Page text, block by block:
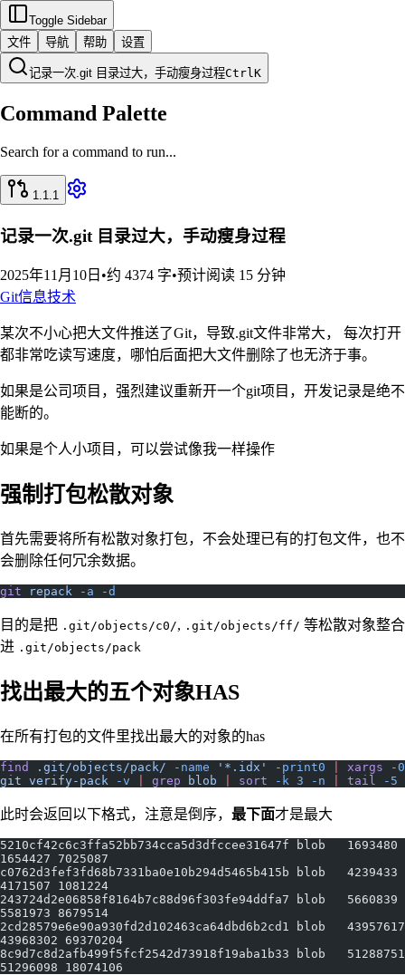
Toggle Sidebar
文件
导航 帮助 设置
记录一次.git 目录过大，手动瘦身过程CtrlK
Command Palette
Search for a command to run...
1.1.1
记录一次.git 目录过大，手动瘦身过程
2025年11月10日 •约 4374 字•预计阅读 15 分钟
Git信息技术
某次不小心把大文件推送了Git，导致.git文件非常大， 每次打开
都非常吃读写速度，哪怕后面把大文件删除了也无济于事。
如果是公司项目，强烈建议重新开一个git项目，开发记录是绝不
能断的。
如果是个人小项目，可以尝试像我一样操作
强制打包松散对象
首先需要将所有松散对象打包，不会处理已有的打包文件，也不
会删除任何冗余数据。
git repack -a -d
目的是把 .git/objects/c0/, .git/objects/ff/ 等松散对象整合
进 .git/objects/pack
找出最大的五个对象HAS
在所有打包的文件里找出最大的对象的has
find .git/objects/pack/ -name '*.idx' -print0 xargs -0
git verify-pack -v grep blob sort -k 3 -n tail -5
此时会返回以下格式，注意是倒序， 最下面才是最大
5210cf42c6c3ffa52bb734cca5d3dfccee31647f blob   1693480
1654427 7025087
c0762d3fef3fd68b7331ba0e10b294d5465b415b blob   4239433
4171507 1081224
243724d2e06858f8164b7c88d96f303fe94ddfa7 blob   5660839
5581973 8679514
2cd28579e6e90a930fd2d102463ca64dbd6b2cd1 blob   43957617
43968302 69370204
8c9d7c8d2afb499f5fcf2542d73918f19aba1b33 blob   51288751
51296098 18074106